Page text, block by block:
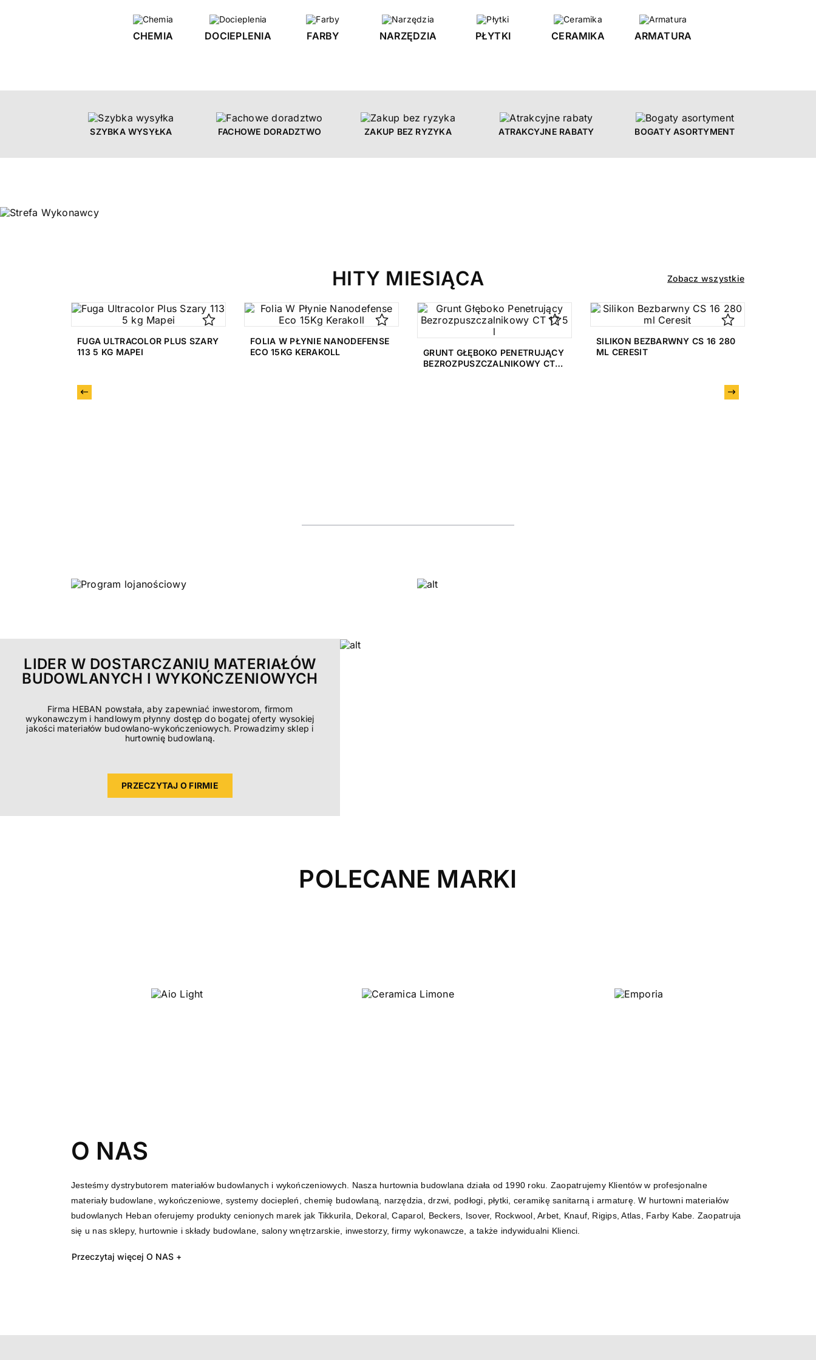
CHEMIA DOCIEPLENIA FARBY NARZĘDZIA PŁYTKI CERAMIKA ARMATURA
SZYBKA WYSYŁKA FACHOWE DORADZTWO ZAKUP BEZ RYZYKA ATRAKCYJNE RABATY BOGATY ASORTYMENT
HITY MIESIĄCA Zobacz wszystkie
Poprzedni Następny
FUGA ULTRACOLOR PLUS SZARY
113 5 KG MAPEI
FOLIA W PŁYNIE NANODEFENSE
ECO 15KG KERAKOLL
GRUNT GŁĘBOKO PENETRUJĄCY
BEZROZPUSZCZALNIKOWY CT
SILIKON BEZBARWNY CS 16 280
ML CERESIT
LIDER W DOSTARCZANIU MATERIAŁÓW
BUDOWLANYCH I WYKOŃCZENIOWYCH
Firma HEBAN powstała, aby zapewniać inwestorom, firmom
wykonawczym i handlowym płynny dostęp do bogatej oferty wysokiej
jakości materiałów budowlano-wykończeniowych. Prowadzimy sklep i
hurtownię budowlaną.
PRZECZYTAJ O FIRMIE
POLECANE MARKI
O NAS
Jesteśmy dystrybutorem materiałów budowlanych i wykończeniowych. Nasza hurtownia budowlana działa od 1990 roku. Zaopatrujemy Klientów w profesjonalne
materiały budowlane, wykończeniowe, systemy dociepleń, chemię budowlaną, narzędzia, drzwi, podłogi, płytki, ceramikę sanitarną i armaturę. W hurtowni materiałów
budowlanych Heban oferujemy produkty cenionych marek jak Tikkurila, Dekoral, Caparol, Beckers, Isover, Rockwool, Arbet, Knauf, Rigips, Atlas, Farby Kabe. Zaopatruja
się u nas sklepy, hurtownie i składy budowlane, salony wnętrzarskie, inwestorzy, firmy wykonawcze, a także indywidualni Klienci.
Przeczytaj więcej O NAS +